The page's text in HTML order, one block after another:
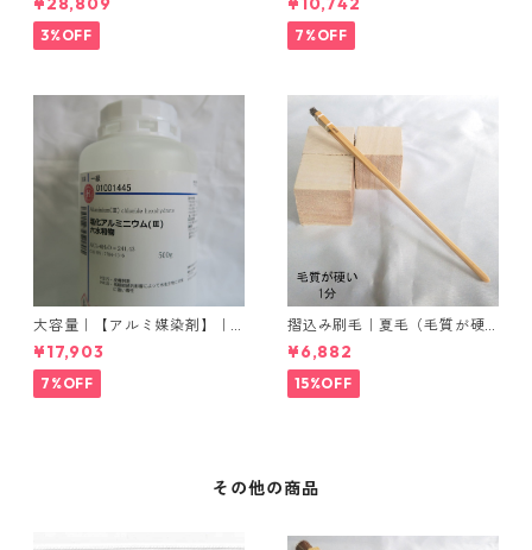
フィックスAコンク
3%OFF
ウム
7%OFF
大容量｜【アルミ媒染剤】｜5
00g−5本入り｜塩化アルミニ
ウム
¥17,903
7%OFF
摺込み刷毛｜夏毛（毛質が硬
い）1分｜16本入り＊1セット
¥6,882
15%OFF
その他の商品